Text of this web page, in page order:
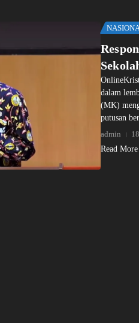
dalam
(MK)
putusan
admin
Read More